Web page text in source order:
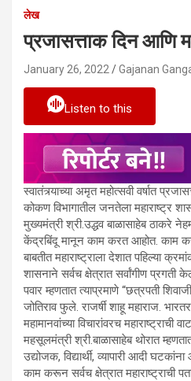
लेख
प्रजासत्ताक दिन आणि
January 26, 2022 Gajanan
Listen to this
स्वातंत्र्याच्या अमृत महोत्सवी वर्षात
कोकण विभागातील जनतेला महाराष्ट्र
मुख्यमंत्री श्री.उद्धव बाळासाहेब ठाकरे
केंद्रबिंदू मानून काम करत आहोत. काम
बाबतीत महाराष्ट्राला देशात पहिल्या
शासनाने सर्वच क्षेत्रात सर्वांगीण
पवार म्हणतात त्याप्रमाणे “छत्रपती
जोतिराव फुले. राजर्षी शाहू महाराज.
महामानवांच्या विचारांवरच महाराष्ट्राची
महसूलमंत्री श्री.बाळासाहेब थोरात
उद्योजक, विद्यार्थी, व्यापारी आदी
काम करून सर्वच क्षेत्रात महाराष्ट्राची